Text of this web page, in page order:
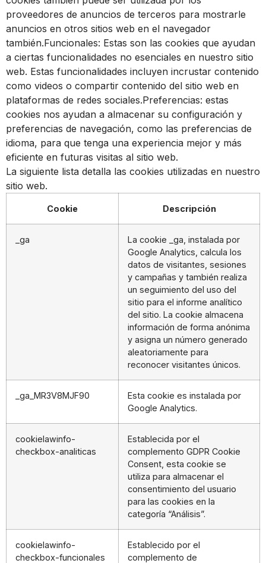
proveedores de anuncios de terceros para mostrarle
anuncios en otros sitios web en el navegador
también.Funcionales: Estas son las cookies que ayudan
a ciertas funcionalidades no esenciales en nuestro sitio
web. Estas funcionalidades incluyen incrustar contenido
como videos o compartir contenido del sitio web en
plataformas de redes sociales.Preferencias: estas
cookies nos ayudan a almacenar su configuración y
preferencias de navegación, como las preferencias de
idioma, para que tenga una experiencia mejor y más
eficiente en futuras visitas al sitio web.
La siguiente lista detalla las cookies utilizadas en nuestro
sitio web.
Cookie Descripción
_ga
La cookie _ga, instalada por
Google Analytics, calcula los
datos de visitantes, sesiones
y campañas y también realiza
un seguimiento del uso del
sitio para el informe analítico
del sitio. La cookie almacena
información de forma anónima
y asigna un número generado
aleatoriamente para
reconocer visitantes únicos.
_ga_MR3V8MJF90
Esta cookie es instalada por
Google Analytics.
cookielawinfo-
checkbox-analiticas
Establecida por el
complemento GDPR Cookie
Consent, esta cookie se
utiliza para almacenar el
consentimiento del usuario
para las cookies en la
categoría “Análisis”.
cookielawinfo-
checkbox-funcionales
Establecido por el
complemento de